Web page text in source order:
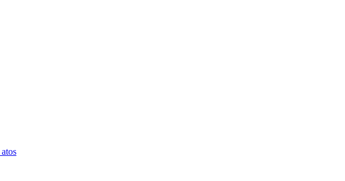
atos